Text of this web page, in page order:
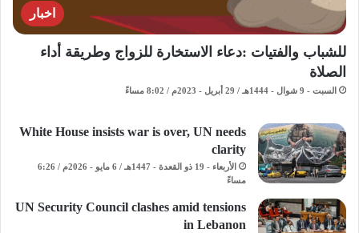
اخبار
للشباب والفتيات :دعاء الاستخارة للزواج وطريقة أداء
الصلاة
السبت - 9 شوال - 1444هـ / 29 أبريل - 2023م / 8:02 مساءً
White House insists war is over, UN needs
clarity
الأربعاء - 19 ذو القعدة - 1447هـ / 6 مايو - 2026م / 6:26
مساءً
UN Security Council clashes amid tensions
in Lebanon